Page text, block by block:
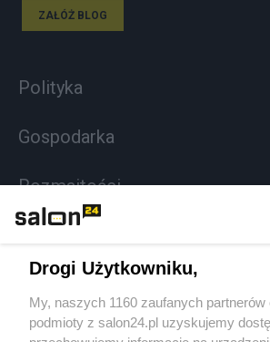
ZAŁÓŻ BLOG
Polityka
Gospodarka
Rozmaitości
Sport
Społeczeństwo
Drogi Użytkowniku,
My, naszych 1160 zaufanych partnerów
podmioty z salon24.pl uzyskujemy